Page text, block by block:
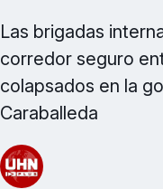
Las brigadas
corredor seguro
colapsados en la
Caraballeda